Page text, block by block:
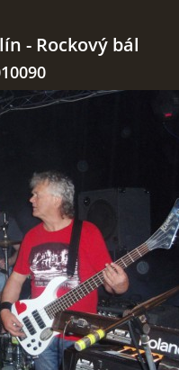
- Rockový bál